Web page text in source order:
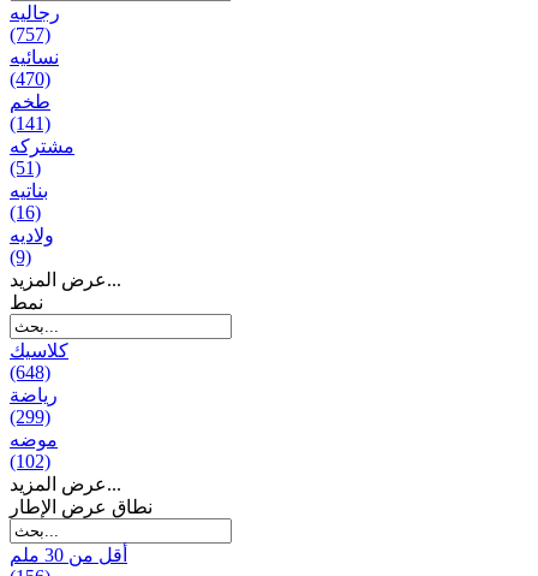
رجالیه
(757)
نسائیه
(470)
طخم
(141)
مشتركه
(51)
بناتیه
(16)
ولادیه
(9)
عرض المزيد...
نمط
كلاسيك
(648)
رياضة
(299)
موضه
(102)
عرض المزيد...
نطاق عرض الإطار
أقل من 30 ملم